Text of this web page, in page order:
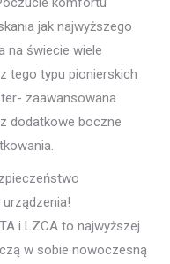
jak najwyższego
na świecie wiele
tego typu pionierskich
zaawansowana
dodatkowe boczne
i LZCA to najwyższej
w sobie nowoczesną